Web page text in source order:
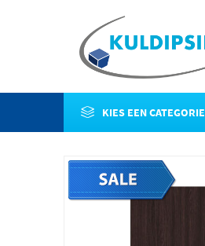
KIES EEN CATEGORIE